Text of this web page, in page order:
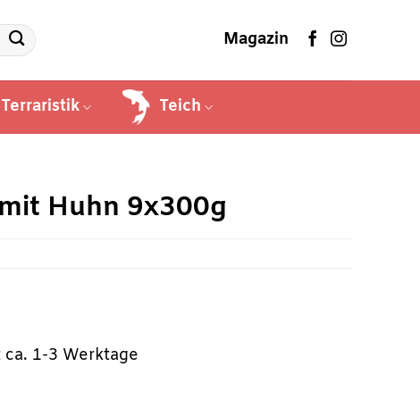
Magazin
Terraristik Teich
Huhn 9x300g
1-3 Werktage